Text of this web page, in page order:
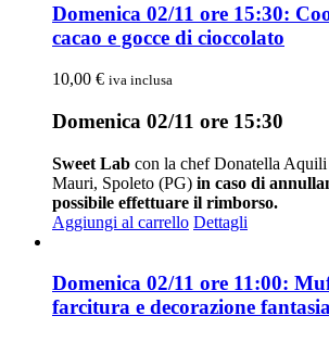
Domenica 02/11 ore 15:30:
cacao e gocce di cioccolato
10,00 € iva inclusa
Domenica 02/11 ore 15:30
Sweet Lab con la chef Donatella Aquili
Mauri, Spoleto (PG) in caso di
possibile effettuare il rimborso.
Aggiungi al carrello Dettagli
Domenica 02/11 ore 11:00:
farcitura e decorazione